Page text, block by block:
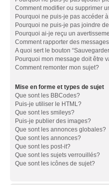
Comment modifier ou supprimer
Pourquoi ne puis-je pas accéder
Pourquoi ne puis-je pas joindre
Pourquoi ai-je reçu un
Comment rapporter des
A quoi sert le bouton
Pourquoi mon message doit être
Comment remonter mon sujet?
Mise en forme et types de sujet
Que sont les BBCodes?
Puis-je utiliser le HTML?
Que sont les smileys?
Puis-je publier des images?
Que sont les annonces globales?
Que sont les annonces?
Que sont les post-it?
Que sont les sujets verrouillés?
Que sont les icônes de sujet?